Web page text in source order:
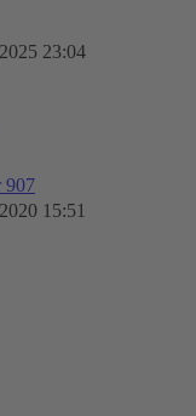
23:04
907
15:51